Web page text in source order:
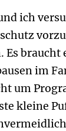
ich
Es braucht
im
um
kleine